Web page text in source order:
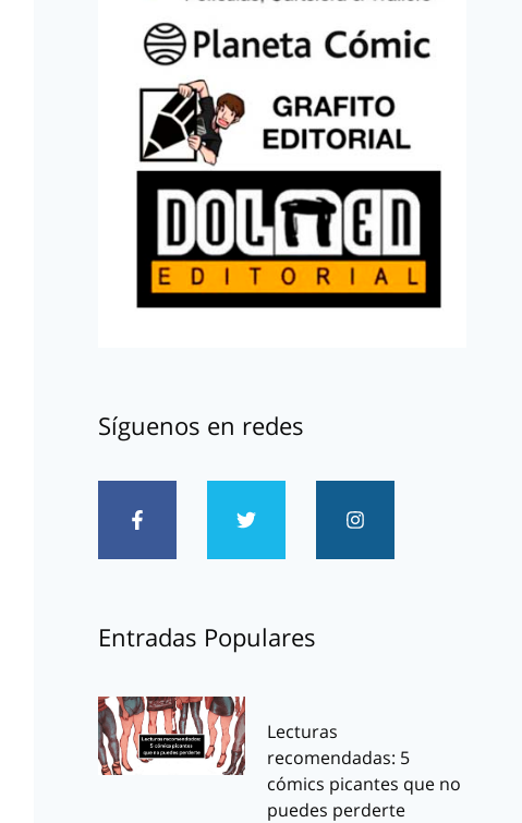
Síguenos en redes
Entradas Populares
Lecturas
recomendadas: 5
cómics picantes que no
puedes perderte